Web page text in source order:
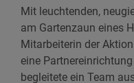
Mit leuchtenden,
am Gartenzaun eines
Mitarbeiterin der
eine
begleitete ein Team